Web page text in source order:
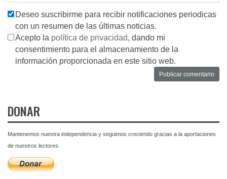
Deseo suscribirme para recibir notificaciones periodicas
con un resumen de las últimas noticias.
Acepto la política de privacidad, dando mi
consentimiento para el almacenamiento de la
información proporcionada en este sitio web.
DONAR
Mantenemos nuestra independencia y seguimos creciendo gracias a la aportaciones
de nuestros lectores.